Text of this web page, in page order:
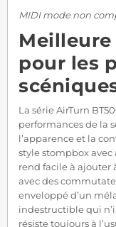
MIDI mode non
pour les
La série AirTurn
performances de la
l’apparence et la
style stompbox
rend facile à ajouter
avec des
enveloppé d’un
indestructible qui
résiste toujours à